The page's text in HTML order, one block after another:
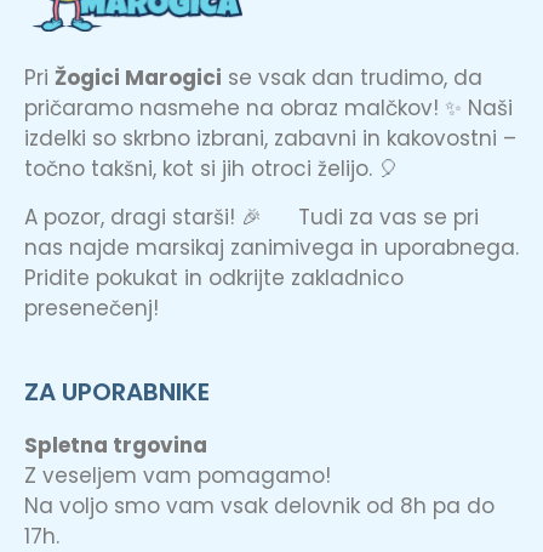
Pri Žogici Marogici se vsak dan trudimo, da
pričaramo nasmehe na obraz malčkov! ✨ Naši
izdelki so skrbno izbrani, zabavni in kakovostni –
točno takšni, kot si jih otroci želijo. 🎈
A pozor, dragi starši! 🎉 Tudi za vas se pri
nas najde marsikaj zanimivega in uporabnega.
Pridite pokukat in odkrijte zakladnico
presenečenj!
ZA UPORABNIKE
Spletna trgovina
Z veseljem vam pomagamo!
Na voljo smo vam vsak delovnik od 8h pa do
17h.